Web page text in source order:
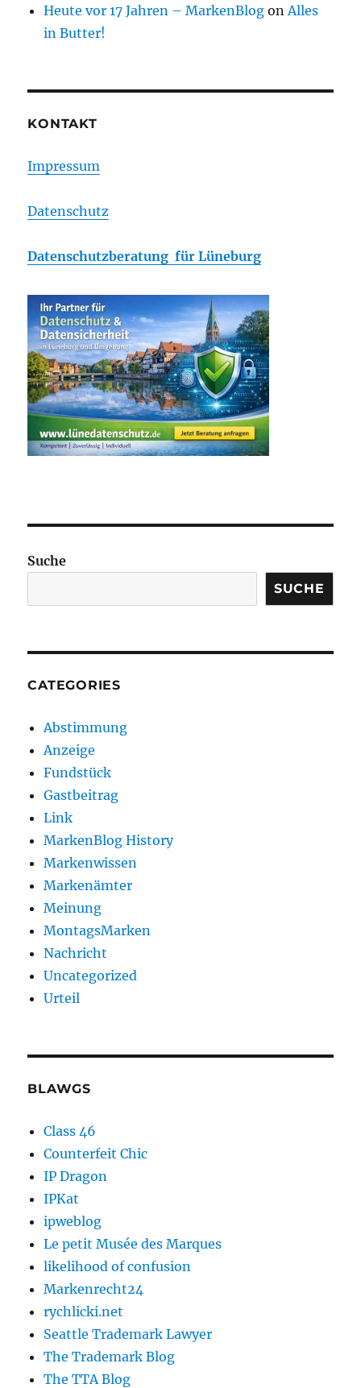
Heute vor 17 Jahren – MarkenBlog on Alles
in Butter!
KONTAKT
Impressum
Datenschutz
Datenschutzberatung für Lüneburg
Suche
SUCHE
CATEGORIES
Abstimmung
Anzeige
Fundstück
Gastbeitrag
Link
MarkenBlog History
Markenwissen
Markenämter
Meinung
MontagsMarken
Nachricht
Uncategorized
Urteil
BLAWGS
Class 46
Counterfeit Chic
IP Dragon
IPKat
ipweblog
Le petit Musée des Marques
likelihood of confusion
Markenrecht24
rychlicki.net
Seattle Trademark Lawyer
The Trademark Blog
The TTA Blog